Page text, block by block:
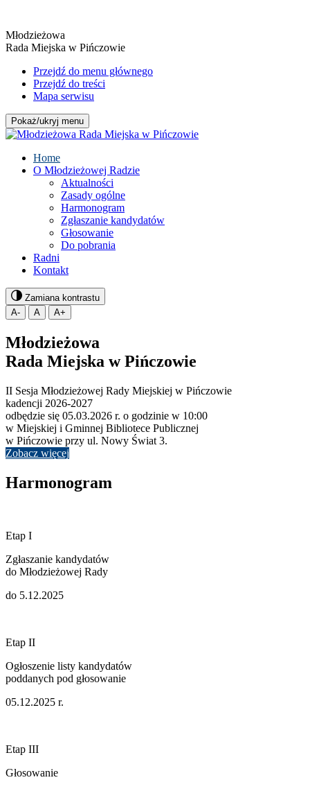
Młodzieżowa
Rada Miejska w Pińczowie
Przejdź do menu głównego
Przejdź do treści
Mapa serwisu
Pokaż/ukryj menu
Home
O Młodzieżowej Radzie
Aktualności
Zasady ogólne
Harmonogram
Zgłaszanie kandydatów
Głosowanie
Do pobrania
Radni
Kontakt
Zamiana kontrastu
A-
A A+
Młodzieżowa
Rada Miejska w Pińczowie
II Sesja Młodzieżowej Rady Miejskiej w Pińczowie
kadencji 2026-2027
odbędzie się 05.03.2026 r. o godzinie w 10:00
w Miejskiej i Gminnej Bibliotece Publicznej
w Pińczowie przy ul. Nowy Świat 3.
Zobacz więcej
Harmonogram
Etap I
Zgłaszanie kandydatów
do Młodzieżowej Rady
do 5.12.2025
Etap II
Ogłoszenie listy kandydatów
poddanych pod głosowanie
05.12.2025 r.
Etap III
Głosowanie